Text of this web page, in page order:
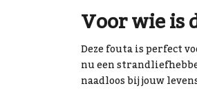
Voor wie is
Deze fouta is perfect
nu een
naadloos bij jouw